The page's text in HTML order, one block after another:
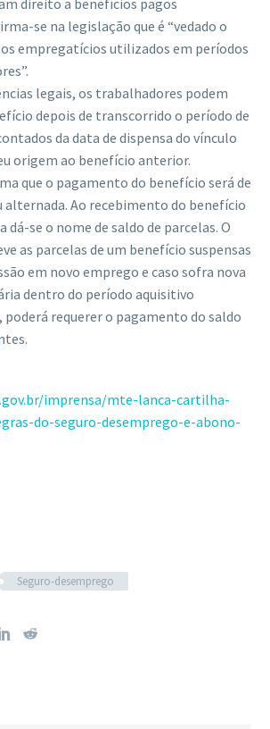
direito a benefícios pagos
se na legislação que é “vedado o
empregatícios utilizados em períodos
legais, os trabalhadores podem
depois de transcorrido o período de
da data de dispensa do vínculo
origem ao benefício anterior.
que o pagamento do benefício será de
Ao recebimento do benefício
se o nome de saldo de parcelas. O
as parcelas de um benefício suspensas
em novo emprego e caso sofra nova
dentro do período aquisitivo
poderá requerer o pagamento do saldo
imprensa/mte-lanca-cartilha-
do-seguro-desemprego-e-abono-
Seguro-desemprego